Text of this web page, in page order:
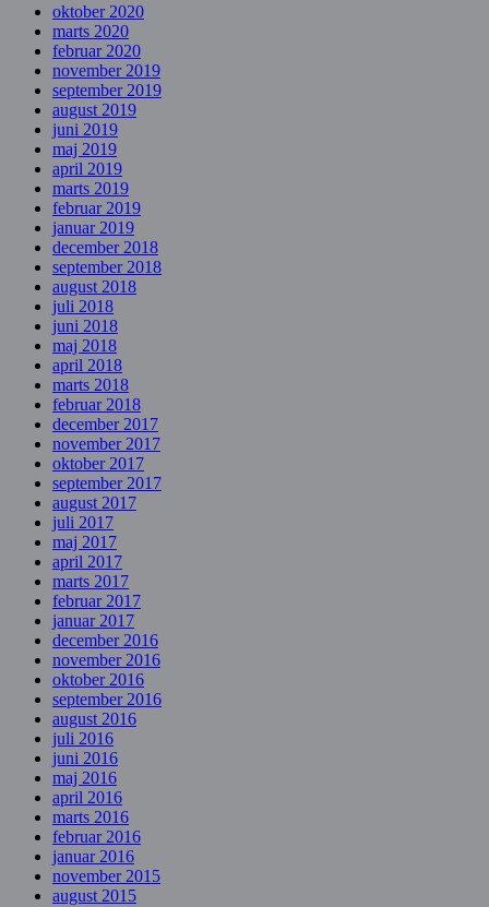
oktober 2020
marts 2020
februar 2020
november 2019
september 2019
august 2019
juni 2019
maj 2019
april 2019
marts 2019
februar 2019
januar 2019
december 2018
september 2018
august 2018
juli 2018
juni 2018
maj 2018
april 2018
marts 2018
februar 2018
december 2017
november 2017
oktober 2017
september 2017
august 2017
juli 2017
maj 2017
april 2017
marts 2017
februar 2017
januar 2017
december 2016
november 2016
oktober 2016
september 2016
august 2016
juli 2016
juni 2016
maj 2016
april 2016
marts 2016
februar 2016
januar 2016
november 2015
august 2015